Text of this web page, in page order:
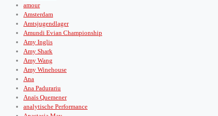
amour
Amsterdam
Amtsjugendlager
Amundi Evian Championship
Amy Inglis
Amy Shark
Amy Wang
Amy Winehouse
Ana
Ana Padurariu
Anaïs Quemener
analytische Performance